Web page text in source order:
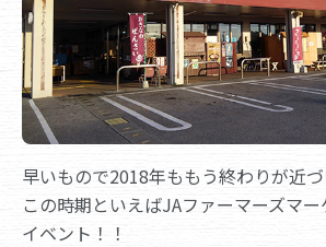
早いもので2018年ももう終わりが近づ
この時期といえばJAファーマーズマ
イベント！！